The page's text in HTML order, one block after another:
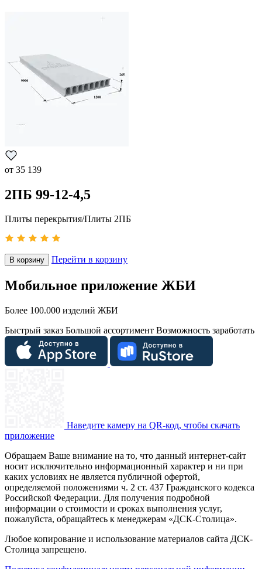
от 35 139
2ПБ 99-12-4,5
Плиты перекрытия/Плиты 2ПБ
В корзину Перейти в корзину
Мобильное приложение ЖБИ
Более 100.000 изделий ЖБИ
Быстрый заказ Большой ассортимент Возможность заработать
Наведите камеру на QR-код, чтобы скачать
приложение
Обращаем Ваше внимание на то, что данный интернет-сайт
носит исключительно информационный характер и ни при
каких условиях не является публичной офертой,
определяемой положениями ч. 2 ст. 437 Гражданского кодекса
Российской Федерации. Для получения подробной
информации о стоимости и сроках выполнения услуг,
пожалуйста, обращайтесь к менеджерам «ДСК-Столица».
Любое копирование и использование материалов сайта ДСК-
Столица запрещено.